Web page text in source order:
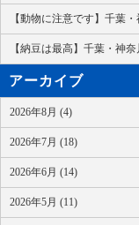
【動物に注意です】千葉
【納豆は最高】千葉・神
アーカイブ
2026年8月 (4)
2026年7月 (18)
2026年6月 (14)
2026年5月 (11)